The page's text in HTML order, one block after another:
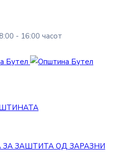
- 16:00 часот
ЗА ЗАШТИТА ОД ЗАРАЗНИ